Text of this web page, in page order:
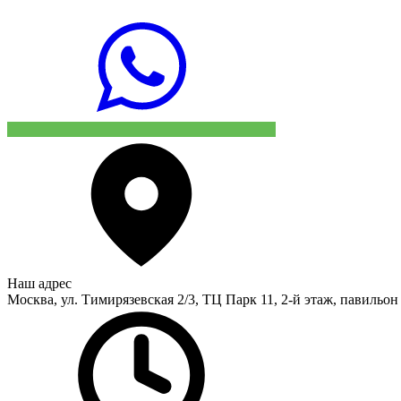
Наш адрес
Москва, ул. Тимирязевская 2/3, ТЦ Парк 11, 2-й этаж,